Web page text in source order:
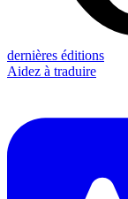
dernières éditions
Aidez à traduire